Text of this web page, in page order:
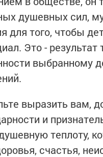
душевных сил,
для того, чтобы
Это -
выбранному
выразить вам,
и
душевную теплоту,
счастья,